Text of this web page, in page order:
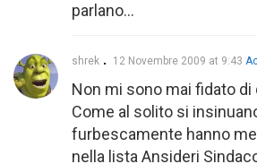
parlano…
shrek 12 Novembre 2009 at 9:43
Non mi sono mai fidato di
Come al solito si
furbescamente hanno
nella lista Ansideri